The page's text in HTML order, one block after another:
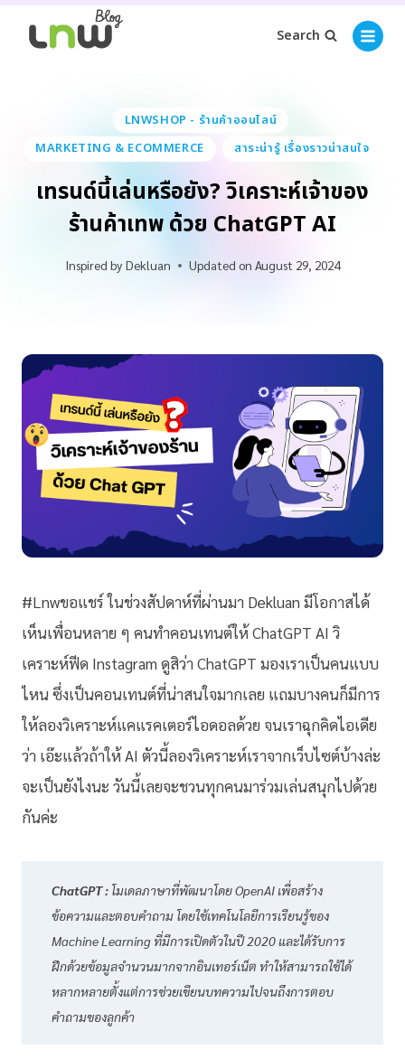
Search
LNWSHOP - ร้านค้าออนไลน์
MARKETING & ECOMMERCE
สาระน่ารู้ เรื่องราวน่าสนใจ
เทรนด์นี้เล่นหรือยัง? วิเคราะห์เจ้าของ
ร้านค้าเทพ ด้วย ChatGPT AI
Inspired by Dekluan Updated on August 29, 2024
#Lnwขอแชร์ ในช่วงสัปดาห์ที่ผ่านมา Dekluan มีโอกาสได้
เห็นเพื่อนหลาย ๆ คนทำคอนเทนต์ให้ ChatGPT AI วิ
เคราะห์ฟีด Instagram ดูสิว่า ChatGPT มองเราเป็นคนแบบ
ไหน ซึ่งเป็นคอนเทนต์ที่น่าสนใจมากเลย แถมบางคนก็มีการ
ให้ลองวิเคราะห์แคแรคเตอร์ไอดอลด้วย จนเราฉุกคิดไอเดีย
ว่า เอ๊ะแล้วถ้าให้ AI ตัวนี้ลองวิเคราะห์เราจากเว็บไซต์บ้างล่ะ
จะเป็นยังไงนะ วันนี้เลยจะชวนทุกคนมาร่วมเล่นสนุกไปด้วย
กันค่ะ
ChatGPT : โมเดลภาษาที่พัฒนาโดย OpenAI เพื่อสร้าง
ข้อความและตอบคำถาม โดยใช้เทคโนโลยีการเรียนรู้ของ
Machine Learning ที่มีการเปิดตัวในปี 2020 และได้รับการ
ฝึกด้วยข้อมูลจำนวนมากจากอินเทอร์เน็ต ทำให้สามารถใช้ได้
หลากหลายตั้งแต่การช่วยเขียนบทความไปจนถึงการตอบ
คำถามของลูกค้า